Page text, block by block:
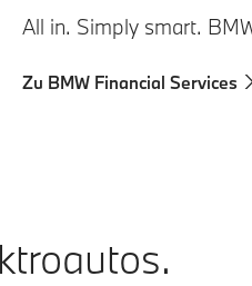
All in. Simply smart.
Zu BMW Financial Services